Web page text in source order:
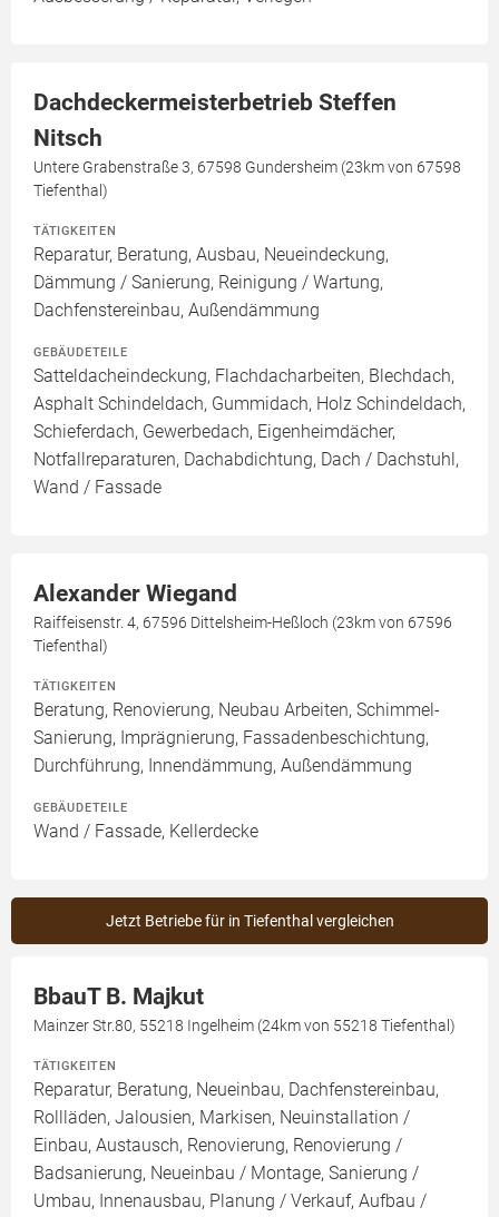
Dachdeckermeisterbetrieb Steffen
Nitsch
Untere Grabenstraße 3, 67598 Gundersheim (23km von 67598
Tiefenthal)
TÄTIGKEITEN
Reparatur, Beratung, Ausbau, Neueindeckung,
Dämmung / Sanierung, Reinigung / Wartung,
Dachfenstereinbau, Außendämmung
GEBÄUDETEILE
Satteldacheindeckung, Flachdacharbeiten, Blechdach,
Asphalt Schindeldach, Gummidach, Holz Schindeldach,
Schieferdach, Gewerbedach, Eigenheimdächer,
Notfallreparaturen, Dachabdichtung, Dach / Dachstuhl,
Wand / Fassade
Alexander Wiegand
Raiffeisenstr. 4, 67596 Dittelsheim-Heßloch (23km von 67596
Tiefenthal)
TÄTIGKEITEN
Beratung, Renovierung, Neubau Arbeiten, Schimmel-
Sanierung, Imprägnierung, Fassadenbeschichtung,
Durchführung, Innendämmung, Außendämmung
GEBÄUDETEILE
Wand / Fassade, Kellerdecke
Jetzt Betriebe für in Tiefenthal vergleichen
BbauT B. Majkut
Mainzer Str.80, 55218 Ingelheim (24km von 55218 Tiefenthal)
TÄTIGKEITEN
Reparatur, Beratung, Neueinbau, Dachfenstereinbau,
Rollläden, Jalousien, Markisen, Neuinstallation /
Einbau, Austausch, Renovierung, Renovierung /
Badsanierung, Neueinbau / Montage, Sanierung /
Umbau, Innenausbau, Planung / Verkauf, Aufbau /